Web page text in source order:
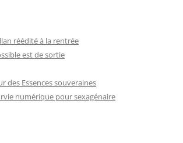
réédité à la rentrée
est de sortie
des Essences souveraines
numérique pour sexagénaire